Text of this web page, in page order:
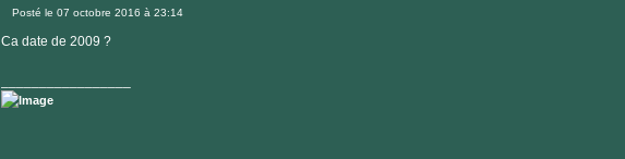
site
Posté le 07 octobre 2016 à 23:14
Ca date de 2009 ?